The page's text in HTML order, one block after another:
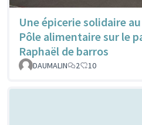
Une épicerie solidaire
Pôle alimentaire sur le
Raphaël de barros
DAUMALIN 2 10